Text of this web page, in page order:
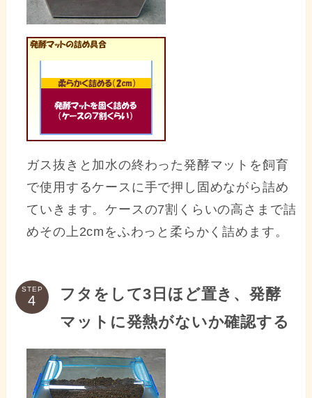
ガス抜きと加水の終わった発酵マットを飼育
で使用するケースに手で押し固めながら詰め
ていきます。ケースの7割くらいの高さまで詰
めその上2cmをふわっと柔らかく詰めます。
STEP
フタをして3日ほど置き、発酵
マットに発熱がないか確認する